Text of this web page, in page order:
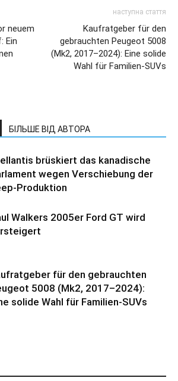
neuem
Ein
наступна стаття
Kaufratgeber für den
gebrauchten Peugeot 5008
(Mk2, 2017–2024): Eine solide
Wahl für Familien-SUVs
БІЛЬШЕ ВІД АВТОРА
brüskiert das kanadische
wegen Verschiebung der
Produktion
Walkers 2005er Ford GT wird
für den gebrauchten
5008 (Mk2, 2017–2024):
solide Wahl für Familien-SUVs